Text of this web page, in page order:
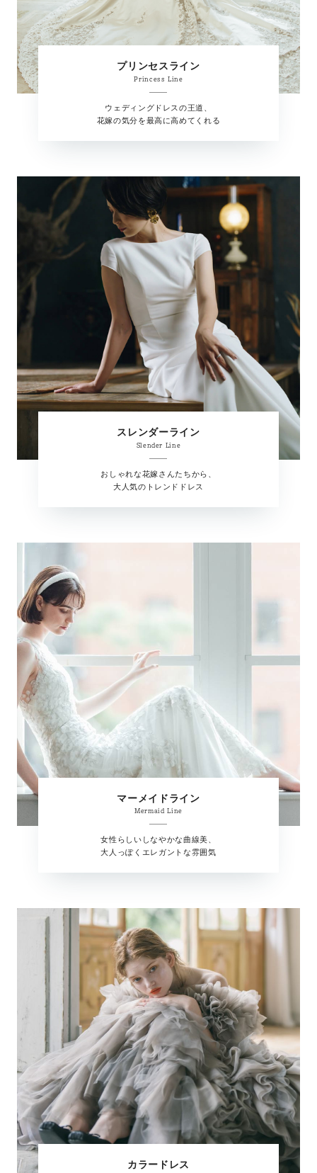
プリンセスライン
Princess Line
ウェディングドレスの王道、
花嫁の気分を最高に高めてくれる
スレンダーライン
Slender Line
おしゃれな花嫁さんたちから、
大人気のトレンドドレス
マーメイドライン
Mermaid Line
女性らしいしなやかな曲線美、
大人っぽくエレガントな雰囲気
カラードレス